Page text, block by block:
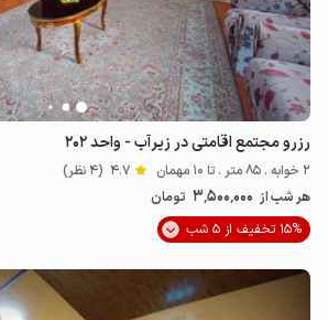
رزرو مجتمع اقامتی در زیرآب - واحد ۲۰۲
2 خوابه . 85 متر . تا 10 مهمان 4.7 (4 نظر)
هر شب از 3٬500٬000 تومان
15% تخفیف از 5 شب